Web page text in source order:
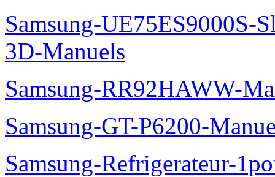
Samsung-
3D-Manuels
Samsung-RR92HAWW-
Samsung-GT-P6200-
Samsung-Refrigerateur-